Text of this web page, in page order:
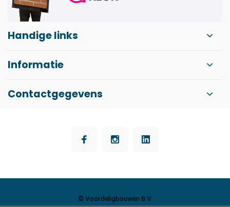
Handige links
Informatie
Contactgegevens
© Voordeligbouwen B.V.